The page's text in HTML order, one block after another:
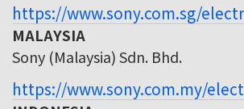
https://www.sony.com.sg/
MALAYSIA
Sony (Malaysia) Sdn. Bhd.
https://www.sony.com.my/